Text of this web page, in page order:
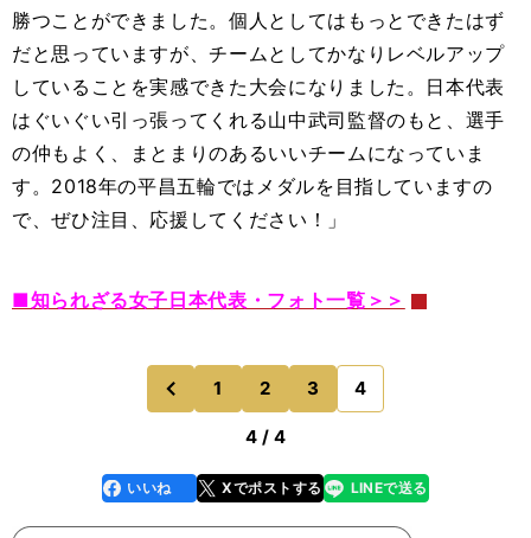
勝つことができました。個人としてはもっとできたはず
だと思っていますが、チームとしてかなりレベルアップ
していることを実感できた大会になりました。日本代表
はぐいぐい引っ張ってくれる山中武司監督のもと、選手
の仲もよく、まとまりのあるいいチームになっていま
す。2018年の平昌五輪ではメダルを目指していますの
で、ぜひ注目、応援してください！」
■知られざる女子日本代表・フォト一覧＞＞
前
のページへ
1 2 3 4
4 / 4
faceboo
k
いいね Xでポストする
line LINEで送る